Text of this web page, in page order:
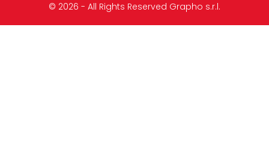
© 2026 - All Rights Reserved Grapho s.r.l.